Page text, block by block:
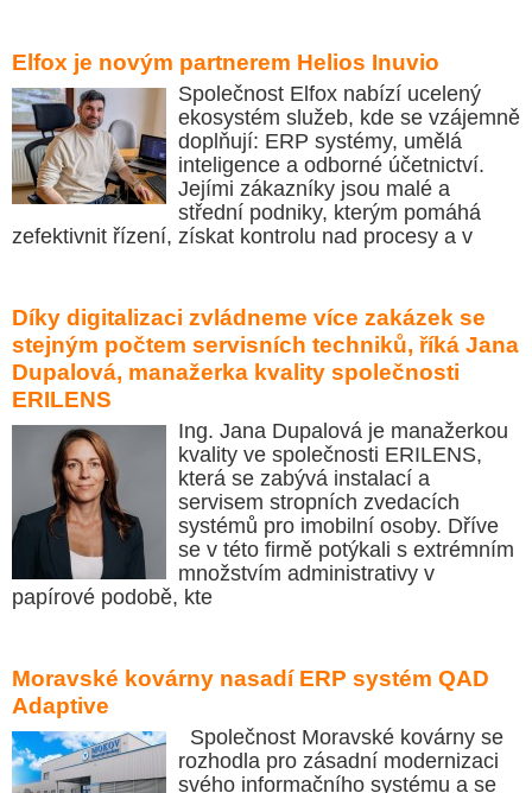
Elfox je novým partnerem Helios Inuvio
Společnost Elfox nabízí ucelený
ekosystém služeb, kde se vzájemně
doplňují: ERP systémy, umělá
inteligence a odborné účetnictví.
Jejími zákazníky jsou malé a
střední podniky, kterým pomáhá
zefektivnit řízení, získat kontrolu nad procesy a v
Díky digitalizaci zvládneme více zakázek se
stejným počtem servisních techniků, říká Jana
Dupalová, manažerka kvality společnosti
ERILENS
Ing. Jana Dupalová je manažerkou
kvality ve společnosti ERILENS,
která se zabývá instalací a
servisem stropních zvedacích
systémů pro imobilní osoby. Dříve
se v této firmě potýkali s extrémním
množstvím administrativy v
papírové podobě, kte
Moravské kovárny nasadí ERP systém QAD
Adaptive
Společnost Moravské kovárny se
rozhodla pro zásadní modernizaci
svého informačního systému a se